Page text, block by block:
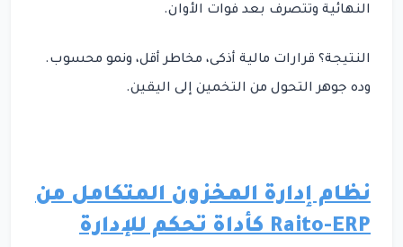
النهائية وتتصرف بعد فوات الأوان.
النتيجة؟ قرارات مالية أذكى، مخاطر أقل، ونمو محسوب.
وده جوهر التحول من التخمين إلى اليقين.
نظام إدارة المخزون المتكامل من
Raito-ERP كأداة تحكم للإدارة